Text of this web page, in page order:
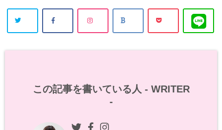
この記事を書いている人 - WRITER
-